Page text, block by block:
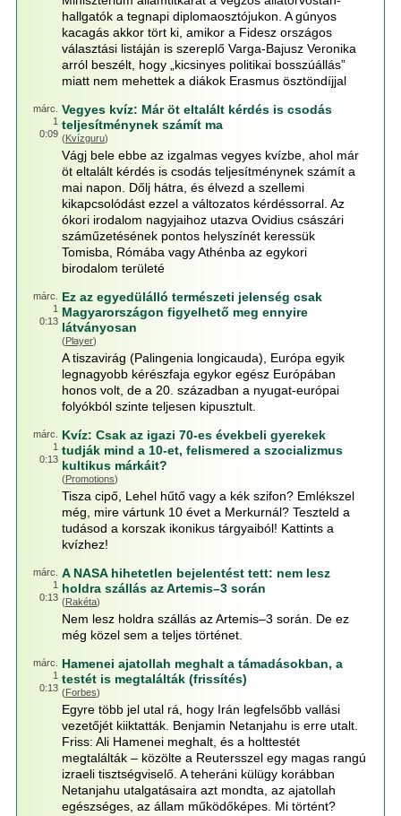
hallgatók a tegnapi diplomaosztójukon. A gúnyos
kacagás akkor tört ki, amikor a Fidesz országos
választási listáján is szereplő Varga-Bajusz Veronika
arról beszélt, hogy „kicsinyes politikai bosszúállás”
miatt nem mehettek a diákok Erasmus ösztöndíjjal
márc.
1
0:09
Vegyes kvíz: Már öt eltalált kérdés is csodás
teljesítménynek számít ma
(Kvízguru)
Vágj bele ebbe az izgalmas vegyes kvízbe, ahol már
öt eltalált kérdés is csodás teljesítménynek számít a
mai napon. Dőlj hátra, és élvezd a szellemi
kikapcsolódást ezzel a változatos kérdéssorral. Az
ókori irodalom nagyjaihoz utazva Ovidius császári
száműzetésének pontos helyszínét keressük
Tomisba, Rómába vagy Athénba az egykori
birodalom területé
márc.
1
0:13
Ez az egyedülálló természeti jelenség csak
Magyarországon figyelhető meg ennyire
látványosan
(Player)
A tiszavirág (Palingenia longicauda), Európa egyik
legnagyobb kérészfaja egykor egész Európában
honos volt, de a 20. században a nyugat-európai
folyókból szinte teljesen kipusztult.
márc.
1
0:13
Kvíz: Csak az igazi 70-es évekbeli gyerekek
tudják mind a 10-et, felismered a szocializmus
kultikus márkáit?
(Promotions)
Tisza cipő, Lehel hűtő vagy a kék szifon? Emlékszel
még, mire vártunk 10 évet a Merkurnál? Teszteld a
tudásod a korszak ikonikus tárgyaiból! Kattints a
kvízhez!
márc.
1
0:13
A NASA hihetetlen bejelentést tett: nem lesz
holdra szállás az Artemis–3 során
(Rakéta)
Nem lesz holdra szállás az Artemis–3 során. De ez
még közel sem a teljes történet.
márc.
1
0:13
Hamenei ajatollah meghalt a támadásokban, a
testét is megtalálták (frissítés)
(Forbes)
Egyre több jel utal rá, hogy Irán legfelsőbb vallási
vezetőjét kiiktatták. Benjamin Netanjahu is erre utalt.
Friss: Ali Hamenei meghalt, és a holttestét
megtalálták – közölte a Reutersszel egy magas rangú
izraeli tisztségviselő. A teheráni külügy korábban
Netanjahu utalgatásaira azt mondta, az ajatollah
egészséges, az állam működőképes. Mi történt?